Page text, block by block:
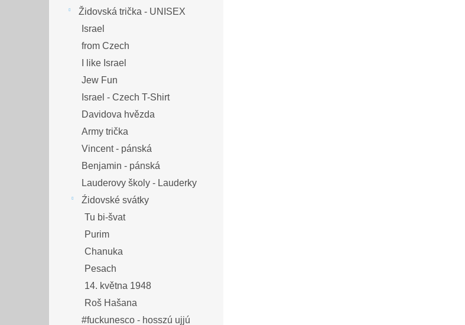
Židovská trička - UNISEX
Israel
from Czech
I like Israel
Jew Fun
Israel - Czech T-Shirt
Davidova hvězda
Army trička
Vincent - pánská
Benjamin - pánská
Lauderovy školy - Lauderky
Źidovské svátky
Tu bi-švat
Purim
Chanuka
Pesach
14. května 1948
Roš Hašana
#fuckunesco - hosszú ujjú